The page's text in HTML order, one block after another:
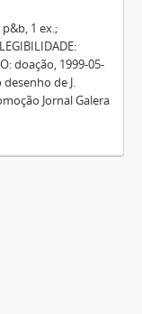
p&b, 1 ex.;
doação, 1999-05-
desenho de J.
Jornal Galera